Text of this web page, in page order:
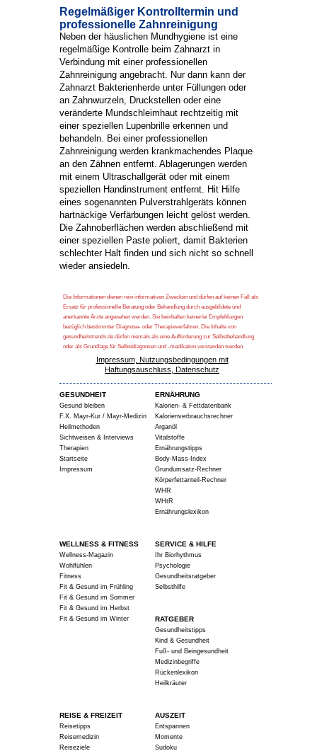
Regelmäßiger Kontrolltermin und
professionelle Zahnreinigung
Neben der häuslichen Mundhygiene ist eine
regelmäßige Kontrolle beim Zahnarzt in
Verbindung mit einer professionellen
Zahnreinigung angebracht. Nur dann kann der
Zahnarzt Bakterienherde unter Füllungen oder
an Zahnwurzeln, Druckstellen oder eine
veränderte Mundschleimhaut rechtzeitig mit
einer speziellen Lupenbrille erkennen und
behandeln. Bei einer professionellen
Zahnreinigung werden krankmachendes Plaque
an den Zähnen entfernt. Ablagerungen werden
mit einem Ultraschallgerät oder mit einem
speziellen Handinstrument entfernt. Hit Hilfe
eines sogenannten Pulverstrahlgeräts können
hartnäckige Verfärbungen leicht gelöst werden.
Die Zahnoberflächen werden abschließend mit
einer speziellen Paste poliert, damit Bakterien
schlechter Halt finden und sich nicht so schnell
wieder ansiedeln.
Die Informationen dienen rein informativen Zwecken und dürfen auf keinen Fall als
Ersatz für professionelle Beratung oder Behandlung durch ausgebildete und
anerkannte Ärzte angesehen werden. Sie beinhalten keinerlei Empfehlungen
bezüglich bestimmter Diagnose- oder Therapieverfahren. Die Inhalte von
gesundheitstrends.de dürfen niemals als eine Aufforderung zur Selbstbehandlung
oder als Grundlage für Selbstdiagnosen und -medikation verstanden werden.
Impressum, Nutzungsbedingungen mit
Haftungsauschluss, Datenschutz
GESUNDHEIT
Gesund bleiben
F.X. Mayr-Kur / Mayr-Medizin
Heilmethoden
Sichtweisen & Interviews
Therapien
Startseite
Impressum
ERNÄHRUNG
Kalorien- & Fettdatenbank
Kalorienverbrauchsrechner
Arganöl
Vitalstoffe
Ernährungstipps
Body-Mass-Index
Grundumsatz-Rechner
Körperfettanteil-Rechner
WHR
WHtR
Ernährungslexikon
WELLNESS & FITNESS
Wellness-Magazin
Wohlfühlen
Fitness
Fit & Gesund im Frühling
Fit & Gesund im Sommer
Fit & Gesund im Herbst
Fit & Gesund im Winter
SERVICE & HILFE
Ihr Biorhythmus
Psychologie
Gesundheitsratgeber
Selbsthilfe
RATGEBER
Gesundheitstipps
Kind & Gesundheit
Fuß- und Beingesundheit
Medizinbegriffe
Rückenlexikon
Heilkräuter
REISE & FREIZEIT
Reisetipps
Reisemedizin
Reiseziele
AUSZEIT
Entspannen
Momente
Sudoku